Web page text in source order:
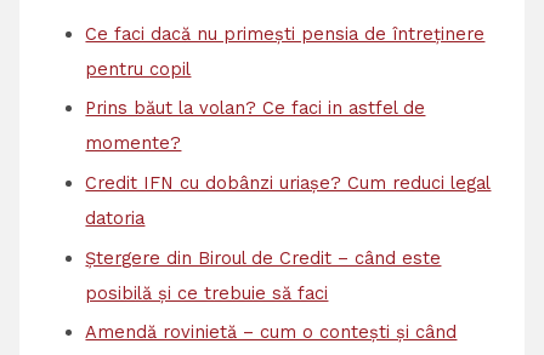
Ce faci dacă nu primești pensia de întreținere
pentru copil
Prins băut la volan? Ce faci in astfel de
momente?
Credit IFN cu dobânzi uriașe? Cum reduci legal
datoria
Ștergere din Biroul de Credit – când este
posibilă și ce trebuie să faci
Amendă rovinietă – cum o contești și când